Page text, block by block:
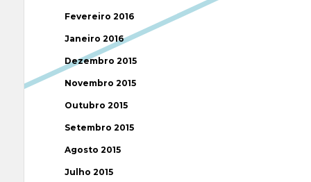
Fevereiro 2016
Janeiro 2016
Dezembro 2015
Novembro 2015
Outubro 2015
Setembro 2015
Agosto 2015
Julho 2015